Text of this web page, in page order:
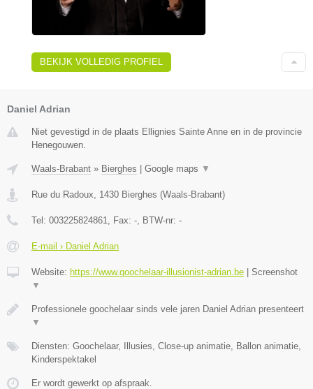
BEKIJK VOLLEDIG PROFIEL
Daniel Adrian
Niet gevestigd in de plaats Ellignies Sainte Anne en in de provincie
Henegouwen.
Waals-Brabant » Bierghes | Google maps ▼
Rue du Radoux 1430 Bierghes (Waals-Brabant)
Tel: 003225824861 , Fax: - , BTW-nr: -
E-mail › Daniel Adrian
Website: https://www.goochelaar-illusionist-adrian.be | Screenshot
▼
Professionele goochelaar sinds vele jaren Daniel Adrian presenteert
▼
Diensten: Goochelaar, Illusies, Close-up animatie, Ballon animatie,
Kinderspektakel
Er wordt gewerkt op afspraak.